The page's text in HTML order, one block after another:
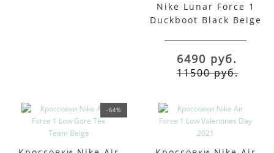
Nike Lunar Force 1
Duckboot Black Beige
6490 руб.
11500 руб.
-64%